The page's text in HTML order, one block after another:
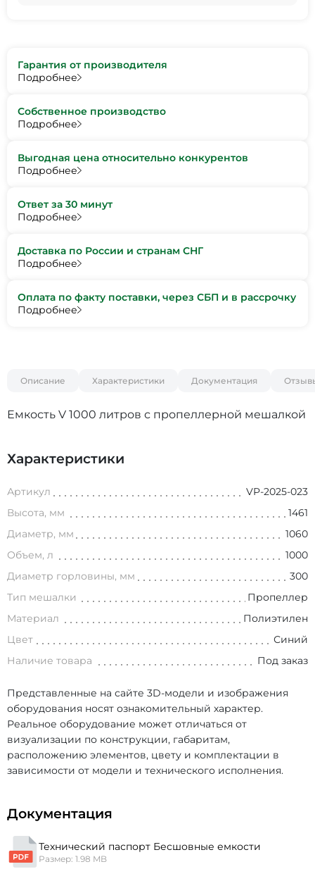
Гарантия от производителя
Подробнее
Собственное производство
Подробнее
Выгодная цена относительно конкурентов
Подробнее
Ответ за 30 минут
Подробнее
Доставка по России и странам СНГ
Подробнее
Оплата по факту поставки, через СБП и в рассрочку
Подробнее
Описание Характеристики Документация
Емкость V 1000 литров с пропеллерной мешалкой
Характеристики
Артикул
VP-2025-023
Высота, мм
1461
Диаметр, мм
1060
Объем, л
1000
Диаметр горловины, мм
300
Тип мешалки
Пропеллер
Материал
Полиэтилен
Цвет
Синий
Наличие товара
Под заказ
Представленные на сайте 3D-модели и изображения
оборудования носят ознакомительный характер.
Реальное оборудование может отличаться от
визуализации по конструкции, габаритам,
расположению элементов, цвету и комплектации в
зависимости от модели и технического исполнения.
Документация
Технический паспорт Бесшовные емкости
Размер: 1.98 MB